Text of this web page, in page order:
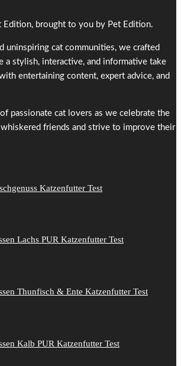
Edition, brought to you by Pet Edition.
uninspiring cat communities, we crafted
a stylish, interactive, and informative take
entertaining content, expert advice, and
passionate cat lovers as we celebrate the
friends and strive to improve their
Katzenfutter Test
Lachs PUR Katzenfutter Test
Thunfisch & Ente Katzenfutter Test
Kalb PUR Katzenfutter Test